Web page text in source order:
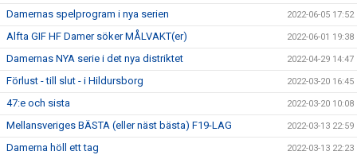
Damernas spelprogram i nya serien 2022-06-05 17:52
Alfta GIF HF Damer söker MÅLVAKT(er) 2022-06-01 19:38
Damernas NYA serie i det nya distriktet 2022-04-29 14:47
Förlust - till slut - i Hildursborg 2022-03-20 16:45
47:e och sista 2022-03-20 10:08
Mellansveriges BÄSTA (eller näst bästa) F19-LAG 2022-03-13 22:59
Damerna höll ett tag 2022-03-13 22:23